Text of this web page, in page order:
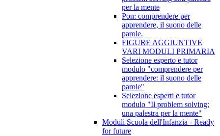
per la mente
Pon: comprendere per
apprendere, il suono delle
parole.
FIGURE AGGIUNTIVE
VARI MODULI PRIMARIA
Selezione esperto e tutor
modulo "comprendere per
apprendere: il suono delle
parole"
Selezione esperti e tutor
modulo "Il problem solving:
una palestra per la mente"
Moduli Scuola dell'Infanzia - Ready
for future